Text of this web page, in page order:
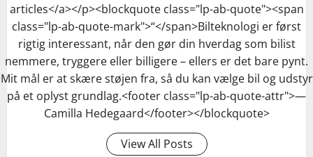
articles</a></p><blockquote class="lp-ab-quote"><span
class="lp-ab-quote-mark">“</span>Bilteknologi er først
rigtig interessant, når den gør din hverdag som bilist
nemmere, tryggere eller billigere – ellers er det bare pynt.
Mit mål er at skære støjen fra, så du kan vælge bil og udstyr
på et oplyst grundlag.<footer class="lp-ab-quote-attr">—
Camilla Hedegaard</footer></blockquote>
View All Posts